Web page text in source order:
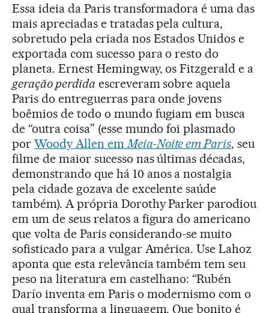
Essa ideia da Paris transformadora é uma das
mais apreciadas e tratadas pela cultura,
sobretudo pela criada nos Estados Unidos e
exportada com sucesso para o resto do
planeta. Ernest Hemingway, os Fitzgerald e a
geração perdida escreveram sobre aquela
Paris do entreguerras para onde jovens
boêmios de todo o mundo fugiam em busca
de “outra coisa” (esse mundo foi plasmado
por Woody Allen emMeia-Noite em Paris, seu
filme de maior sucesso nas últimas décadas,
demonstrando que há 10 anos a nostalgia
pela cidade gozava de excelente saúde
também). A própria Dorothy Parker parodiou
em um de seus relatos a figura do americano
que volta de Paris considerando-se muito
sofisticado para a vulgar América. Use Lahoz
aponta que esta relevância também tem seu
peso na literatura em castelhano: “Rubén
Darío inventa em Paris o modernismo com o
qual transforma a linguagem. Que bonito é